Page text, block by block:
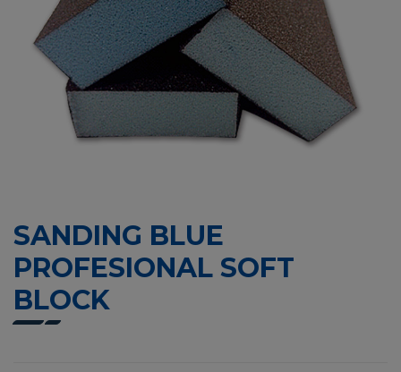
SANDING BLUE
PROFESIONAL SOFT
BLOCK